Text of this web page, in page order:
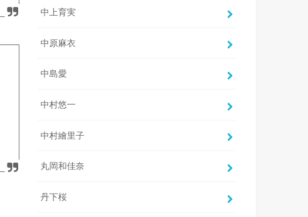
中上育実
中原麻衣
中島愛
中村悠一
中村繪里子
丸岡和佳奈
丹下桜